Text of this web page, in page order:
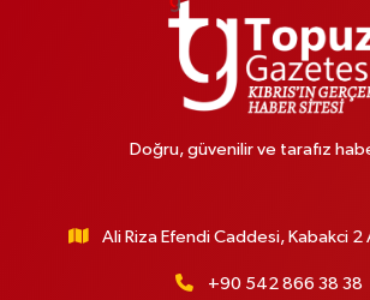
Doğru, güvenilir ve tarafız
Ali Riza Efendi Caddesi, Kabakci
+90 542 866 38 38